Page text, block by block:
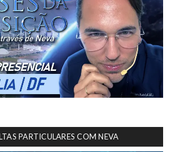
PARTICULARES COM NEVA